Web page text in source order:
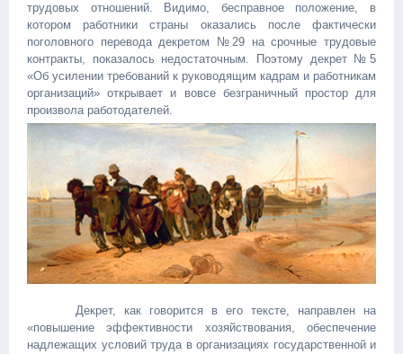
трудовых отношений. Видимо, бесправное положение, в
котором работники страны оказались после фактически
поголовного перевода декретом №29 на срочные трудовые
контракты, показалось недостаточным. Поэтому декрет №5
«Об усилении требований к руководящим кадрам и работникам
организаций» открывает и вовсе безграничный простор для
произвола работодателей.
Декрет, как говорится в его тексте, направлен на
«повышение эффективности хозяйствования, обеспечение
надлежащих условий труда в организациях государственной и